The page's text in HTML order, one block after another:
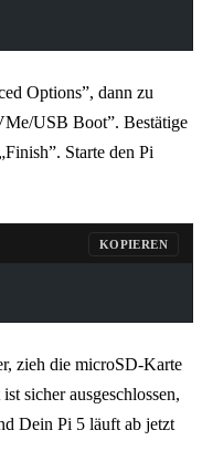
Options”, dann zu
USB Boot”. Bestätige
Starte den Pi
KOPIEREN
zieh die microSD-Karte
sicher ausgeschlossen,
Dein Pi 5 läuft ab jetzt